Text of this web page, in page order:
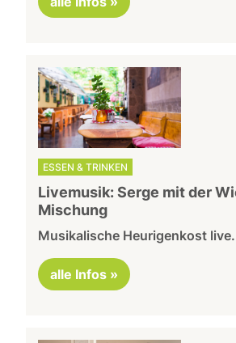
ESSEN & TRINKEN
Livemusik: Serge mit der
Mischung
Musikalische Heurigenkost live.
alle Infos »